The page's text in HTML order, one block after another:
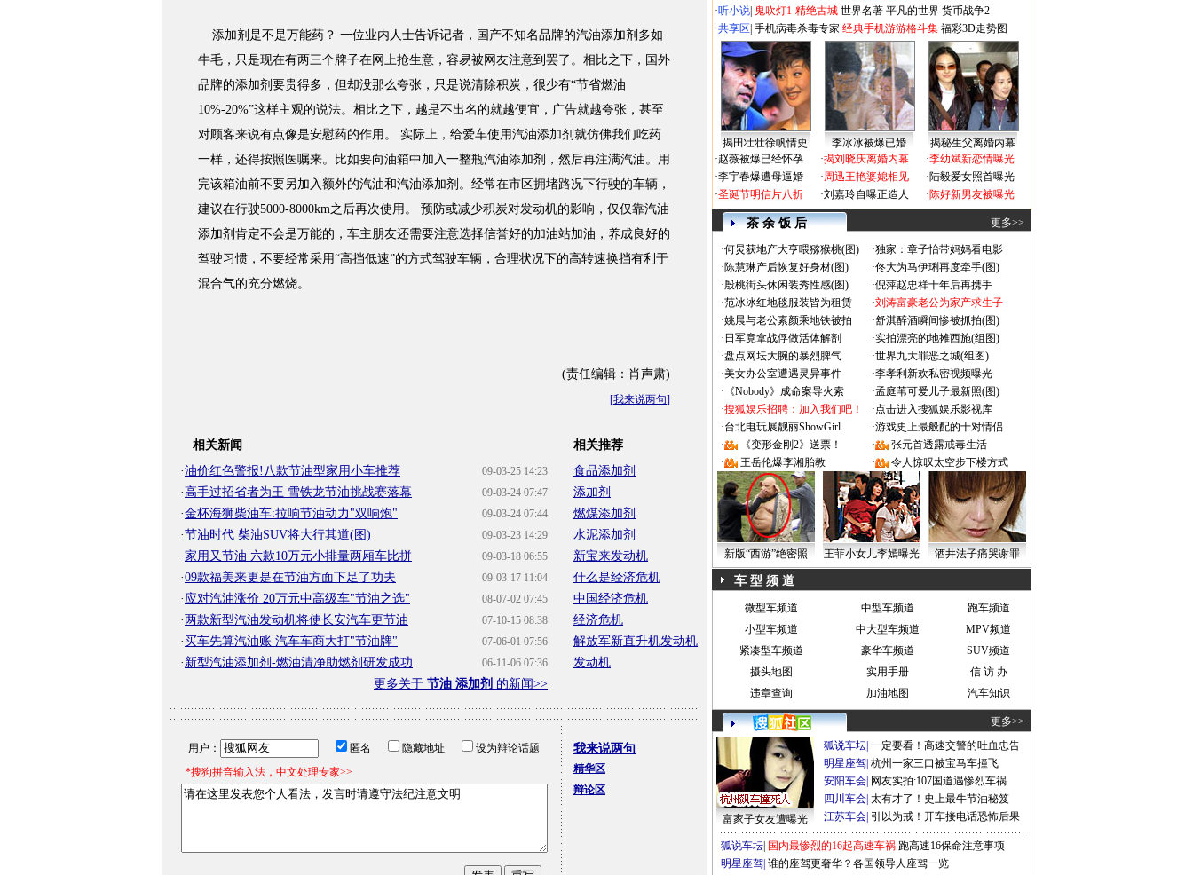
添加剂是不是万能药？ 一位业内人士告诉记者，国产不知名品牌的汽油添加剂多如
牛毛，只是现在有两三个牌子在网上抢生意，容易被网友注意到罢了。相比之下，国外
品牌的添加剂要贵得多，但却没那么夸张，只是说清除积炭，很少有“节省燃油
10%-20%”这样主观的说法。相比之下，越是不出名的就越便宜，广告就越夸张，甚至
对顾客来说有点像是安慰药的作用。 实际上，给爱车使用汽油添加剂就仿佛我们吃药
一样，还得按照医嘱来。比如要向油箱中加入一整瓶汽油添加剂，然后再注满汽油。用
完该箱油前不要另加入额外的汽油和汽油添加剂。经常在市区拥堵路况下行驶的车辆，
建议在行驶5000-8000km之后再次使用。 预防或减少积炭对发动机的影响，仅仅靠汽油
添加剂肯定不会是万能的，车主朋友还需要注意选择信誉好的加油站加油，养成良好的
驾驶习惯，不要经常采用“高挡低速”的方式驾驶车辆，合理状况下的高转速换挡有利于
混合气的充分燃烧。
(责任编辑：肖声肃)
[我来说两句]
相关新闻
09-03-25 14:23
·油价红色警报!八款节油型家用小车推荐
09-03-24 07:47
·高手过招省者为王 雪铁龙节油挑战赛落幕
09-03-24 07:44
·金杯海狮柴油车:拉响节油动力"双响炮"
09-03-23 14:29
·节油时代 柴油SUV将大行其道(图)
09-03-18 06:55
·家用又节油 六款10万元小排量两厢车比拼
09-03-17 11:04
·09款福美来更是在节油方面下足了功夫
08-07-02 07:45
· 应对汽油涨价 20万元中高级车"节油之选"
07-10-15 08:38
· 两款新型汽油发动机将使长安汽车更节油
07-06-01 07:56
·买车先算汽油账 汽车车商大打"节油牌"
06-11-06 07:36
· 新型汽油添加剂-燃油清净助燃剂研发成功
更多关于 节油 添加剂 的新闻>>
相关推荐
食品添加剂
添加剂
燃煤添加剂
水泥添加剂
新宝来发动机
什么是经济危机
中国经济危机
经济危机
解放军新直升机发动机
发动机
用户： 匿名 隐藏地址
设为辩论话题
*搜狗拼音输入法，中文处理专家>>
我来说两句
精华区
辩论区
·听小说 鬼吹灯1-精绝古城 世界名著 平凡的世界 货币战争2
·共享区 手机病毒杀毒专家 经典手机游游格斗集 福彩3D走势图
揭田壮壮徐帆情史 李冰冰被爆已婚
揭秘生父离婚内幕
·赵薇被爆已经怀孕
·李宇春爆遭母逼婚
·圣诞节明信片八折
·揭刘晓庆离婚内幕
·周迅王艳婆媳相见
·刘嘉玲自曝正造人
·李幼斌新恋情曝光
·陆毅爱女照首曝光
·陈好新男友被曝光
茶 余 饭 后 更多>>
·何炅获地产大亨喂猕猴桃(图) ·独家：章子怡带妈妈看电影
·陈慧琳产后恢复好身材(图) ·佟大为马伊琍再度牵手(图)
·殷桃街头休闲装秀性感(图) ·倪萍赵忠祥十年后再携手
·范冰冰红地毯服装皆为租赁 ·刘涛富豪老公为家产求生子
·姚晨与老公素颜乘地铁被拍 ·舒淇醉酒瞬间惨被抓拍(图)
· 日军竟拿战俘做活体解剖 ·实拍漂亮的地摊西施(组图)
·盘点网坛大腕的暴烈脾气 ·世界九大罪恶之城(组图)
·美女办公室遭遇灵异事件 ·李孝利新欢私密视频曝光
· 《Nobody》成命案导火索 ·孟庭苇可爱儿子最新照(图)
·搜狐娱乐招聘：加入我们吧！ ·点击进入搜狐娱乐影视库
·台北电玩展靓丽ShowGirl ·游戏史上最般配的十对情侣
·
《变形金刚2》送票！ ·
张元首透露戒毒生活
·
王岳伦爆李湘胎教 · 令人惊叹太空步下楼方式
新版“西游”绝密照 王菲小女儿李嫣曝光 酒井法子痛哭谢罪
车 型 频 道
微型车频道 中型车频道
跑车频道
小型车频道
中大型车频道
MPV频道
紧凑型车频道
豪华车频道
SUV频道
摄头地图
实用手册
信 访 办
违章查询
加油地图 汽车知识
更多>>
富家子女友遭曝光
狐说车坛 一定要看！高速交警的吐血忠告
明星座驾 杭州一家三口被宝马车撞飞
安阳车会 网友实拍:107国道遇惨烈车祸
四川车会 太有才了！史上最牛节油秘笈
江苏车会 引以为戒！开车接电话恐怖后果
狐说车坛 国内最惨烈的16起高速车祸 跑高速16保命注意事项
明星座驾 谁的座驾更奢华？各国领导人座驾一览